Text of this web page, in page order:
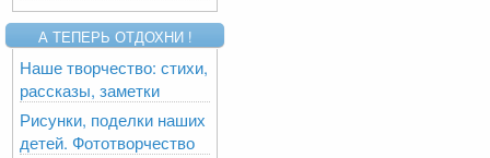
А ТЕПЕРЬ ОТДОХНИ !
Наше творчество: стихи,
рассказы, заметки
Рисунки, поделки наших
детей. Фототворчество